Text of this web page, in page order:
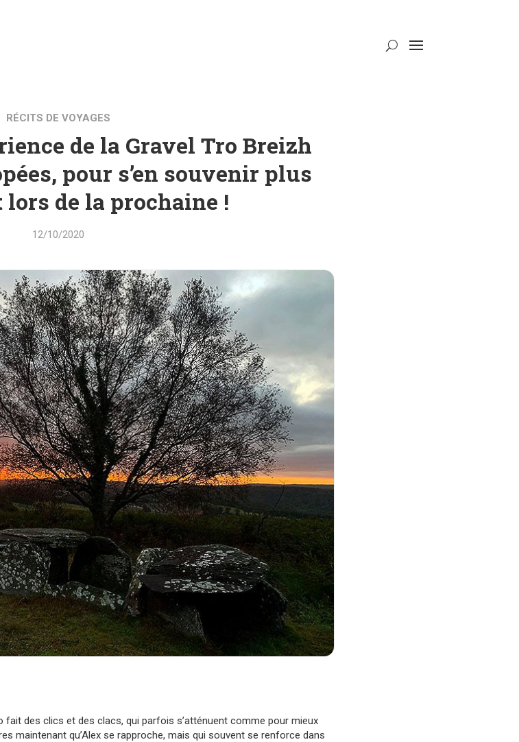
RÉCITS DE VOYAGES
de la Gravel Tro Breizh
pour s’en souvenir plus
de la prochaine !
12/10/2020
fait des clics et des clacs, qui parfois s’atténuent comme pour mieux
maintenant qu’Alex se rapproche, mais qui souvent se renforce dans